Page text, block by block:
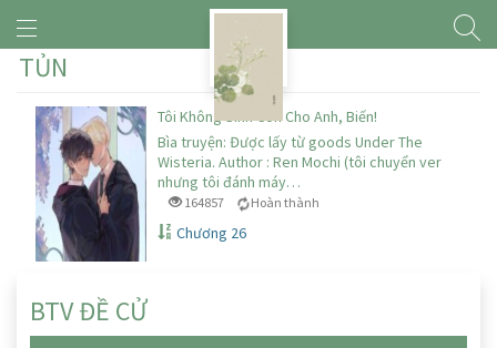
TỦN
Tôi Không Sinh Con Cho Anh, Biến!
Bìa truyện: Được lấy từ goods Under The
Wisteria. Author : Ren Mochi (tôi chuyển ver
nhưng tôi đánh máy…
164857 Hoàn thành
Chương 26
BTV ĐỀ CỬ